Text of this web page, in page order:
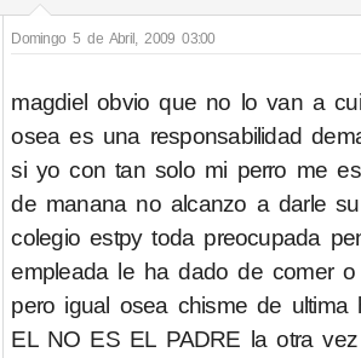
Domingo 5 de Abril, 2009 03:00
magdiel obvio que no lo van a
osea es una responsabilidad
si yo con tan solo mi perro me
de manana no alcanzo a darle
colegio estpy toda preocupada
empleada le ha dado de comer o
pero igual osea chisme de ultima
EL NO ES EL PADRE la otra